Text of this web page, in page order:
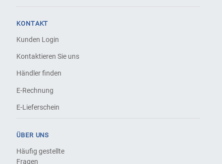
KONTAKT
Kunden Login
Kontaktieren Sie uns
Händler finden
E-Rechnung
E-Lieferschein
ÜBER UNS
Häufig gestellte
Fragen